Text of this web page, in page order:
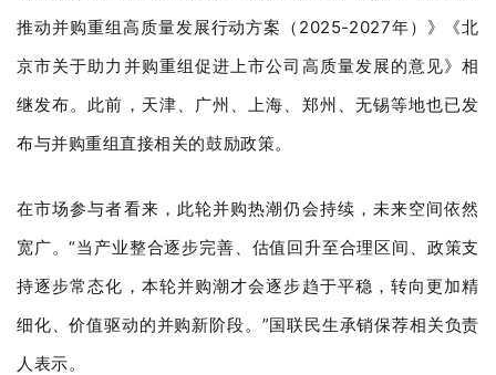
推动并购重组高质量发展行动方案（2025-2027年）》《北
京市关于助力并购重组促进上市公司高质量发展的意见》相
继发布。此前，天津、广州、上海、郑州、无锡等地也已发
布与并购重组直接相关的鼓励政策。
在市场参与者看来，此轮并购热潮仍会持续，未来空间依然
宽广。“当产业整合逐步完善、估值回升至合理区间、政策支
持逐步常态化，本轮并购潮才会逐步趋于平稳，转向更加精
细化、价值驱动的并购新阶段。”国联民生承销保荐相关负责
人表示。